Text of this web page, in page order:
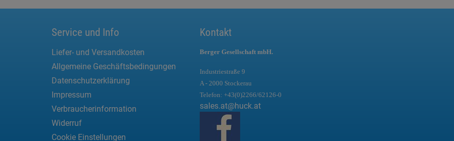
Service und Info
Liefer- und Versandkosten
Allgemeine Geschäftsbedingungen
Datenschutzerklärung
Impressum
Verbraucherinformation
Widerruf
Cookie Einstellungen
Kontakt
Berger Gesellschaft mbH.
Industriestraße 9
A - 2000 Stockerau
Telefon: +43(0)2266/62126-0
sales.at@huck.at